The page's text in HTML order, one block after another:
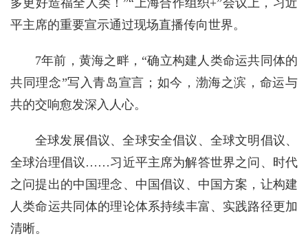
多更好造福全人类！”“上海合作组织+”会议上，习近
平主席的重要宣示通过现场直播传向世界。
7年前，黄海之畔，“确立构建人类命运共同体的
共同理念”写入青岛宣言；如今，渤海之滨，命运与
共的交响愈发深入人心。
全球发展倡议、全球安全倡议、全球文明倡议、
全球治理倡议……习近平主席为解答世界之问、时代
之问提出的中国理念、中国倡议、中国方案，让构建
人类命运共同体的理论体系持续丰富、实践路径更加
清晰。